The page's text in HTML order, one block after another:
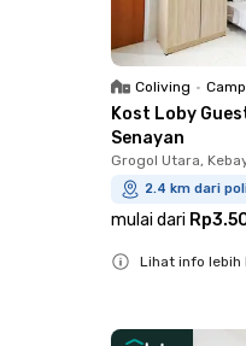
Coliving •
Kost Loby
Senayan
Grogol Utara,
2.4 km dari
mulai dari
Lihat info lebih